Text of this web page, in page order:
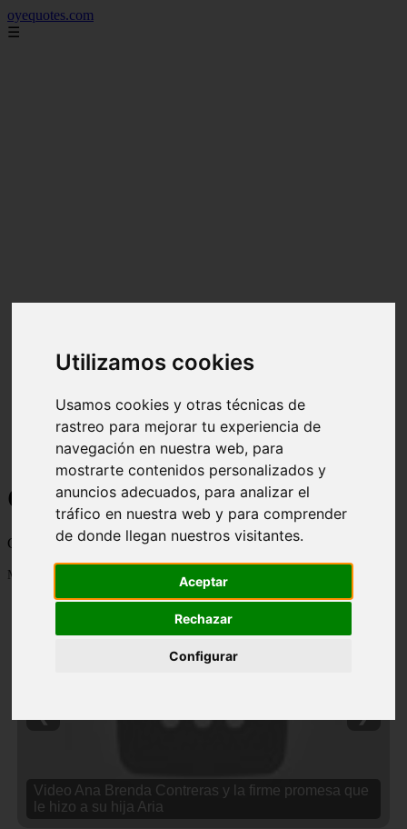
Utilizamos cookies
Usamos cookies y otras técnicas de
rastreo para mejorar tu experiencia de
navegación en nuestra web, para
mostrarte contenidos personalizados y
anuncios adecuados, para analizar el
tráfico en nuestra web y para comprender
de donde llegan nuestros visitantes.
Aceptar
Rechazar
Configurar
oyequotes.com
☰
Curiosidades y Sabias que
Cosas curiosas, curiosidades, noticias impactantes y mucho mas
Mostrando 1 - 24 de 2838 artículos
Video Ana Brenda Contreras y la firme promesa que
le hizo a su hija Aria